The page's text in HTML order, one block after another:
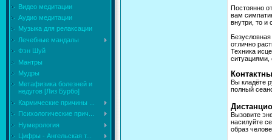
Видео медитации
Аудио медитации
Музыка для релаксации
Лечебные мандалы
Фэн Шуй
Мантры
Мудры
Mетафизика болезней и
недугов [Лиз Бурбо]
Кармические причины ...
Психологические прич...
Нумерология
Цифры - Ангельская т...
Постоянно
вам
внутри, то и
отлично
Техника
ситуациями,
Вы кладёте
полный
Вызовите
насилуйте
образ